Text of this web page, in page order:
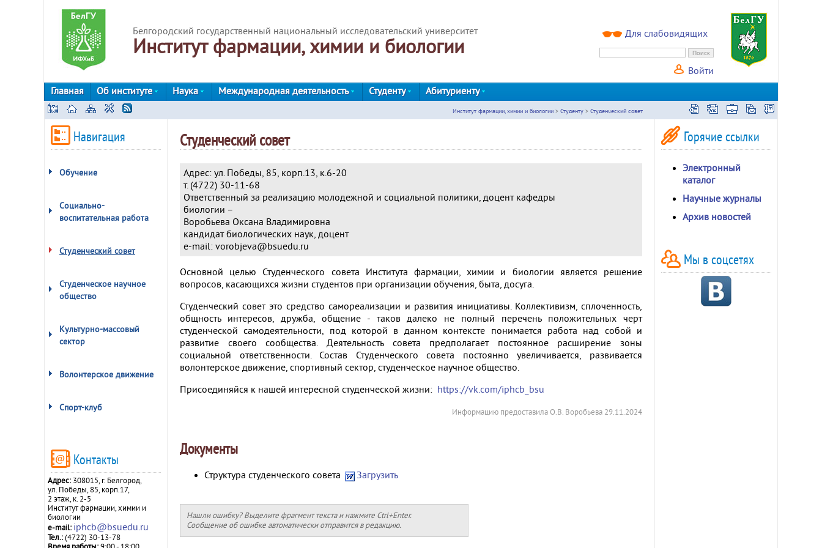
Белгородский государственный национальный исследовательский университет
Институт фармации, химии и биологии
Для слабовидящих
Войти
Главная
Об институте Наука Международная деятельность Студенту Абитуриенту
Институт фармации, химии и биологии > Студенту > Студенческий совет
Навигация
Обучение
Социально-
воспитательная работа
Студенческий совет
Студенческое научное
общество
Культурно-массовый
сектор
Волонтерское движение
Спорт-клуб
Контакты
Адрес:308015, г. Белгород,
ул. Победы, 85, корп.17,
2 этаж, к. 2-5
Институт фармации, химии и
биологии
e-mail: iphcb@bsuedu.ru
Тел.:(4722) 30-13-78
Студенческий совет
Адрес: ул. Победы, 85, корп.13, к.6-20
т. (4722) 30-11-68
Ответственный за реализацию молодежной и социальной политики, доцент кафедры
биологии –
Воробьева Оксана Владимировна
кандидат биологических наук, доцент
e-mail: vorobjeva@bsuedu.ru
Основной целью Студенческого совета Института фармации, химии и биологии является решение
вопросов, касающихся жизни студентов при организации обучения, быта, досуга.
Студенческий совет это средство самореализации и развития инициативы. Коллективизм, сплоченность,
общность интересов, дружба, общение - таков далеко не полный перечень положительных черт
студенческой самодеятельности, под которой в данном контексте понимается работа над собой и
развитие своего сообщества. Деятельность совета предполагает постоянное расширение зоны
социальной ответственности. Состав Студенческого совета постоянно увеличивается, развивается
волонтерское движение, спортивный сектор, студенческое научное общество.
Присоединяйся к нашей интересной студенческой жизни: https://vk.com/iphcb_bsu
Информацию предоставила О.В. Воробьева 29.11.2024
Документы
Структура студенческого совета Загрузить
Нашли ошибку? Выделите фрагмент текста и нажмите Ctrl+Enter.
Сообщение об ошибке автоматически отправится в редакцию.
Горячие ссылки
Электронный
каталог
Научные журналы
Архив новостей
Мы в соцсетях